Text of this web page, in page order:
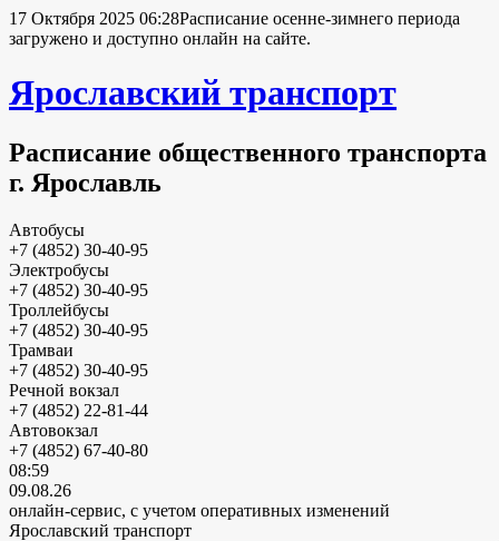
17 Октября 2025 06:28Расписание осенне-зимнего периода
загружено и доступно онлайн на сайте.
Ярославский транспорт
Расписание общественного транспорта
г. Ярославль
Автобусы
+7 (4852) 30-40-95
Электробусы
+7 (4852) 30-40-95
Троллейбусы
+7 (4852) 30-40-95
Трамваи
+7 (4852) 30-40-95
Речной вокзал
+7 (4852) 22-81-44
Автовокзал
+7 (4852) 67-40-80
08:59
09.08.26
онлайн-сервис, с учетом оперативных изменений
Ярославский транспорт